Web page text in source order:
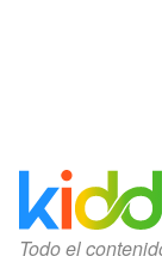
Todo el